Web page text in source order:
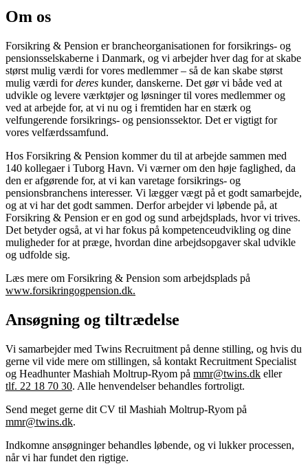
Om os
Forsikring & Pension er brancheorganisationen for forsikrings- og
pensionsselskaberne i Danmark, og vi arbejder hver dag for at skabe
størst mulig værdi for vores medlemmer – så de kan skabe størst
mulig værdi forderes kunder, danskerne. Det gør vi både ved at
udvikle og levere værktøjer og løsninger til vores medlemmer og
ved at arbejde for, at vi nu og i fremtiden har en stærk og
velfungerende forsikrings- og pensionssektor. Det er vigtigt for
vores velfærdssamfund.
Hos Forsikring & Pension kommer du til at arbejde sammen med
140 kollegaer i Tuborg Havn. Vi værner om den høje faglighed, da
den er afgørende for, at vi kan varetage forsikrings- og
pensionsbranchens interesser. Vi lægger vægt på et godt samarbejde,
og at vi har det godt sammen. Derfor arbejder vi løbende på, at
Forsikring & Pension er en god og sund arbejdsplads, hvor vi trives.
Det betyder også, at vi har fokus på kompetenceudvikling og dine
muligheder for at præge, hvordan dine arbejdsopgaver skal udvikle
og udfolde sig.
Læs mere om Forsikring & Pension som arbejdsplads på
www.forsikringogpension.dk.
Ansøgning og tiltrædelse
Vi samarbejder med Twins Recruitment på denne stilling, og hvis du
gerne vil vide mere om stillingen, så kontakt Recruitment Specialist
og Headhunter Mashiah Moltrup-Ryom på mmr@twins.dk eller
tlf. 22 18 70 30. Alle henvendelser behandles fortroligt.
Send meget gerne dit CV til Mashiah Moltrup-Ryom på
mmr@twins.dk.
Indkomne ansøgninger behandles løbende, og vi lukker processen,
når vi har fundet den rigtige.